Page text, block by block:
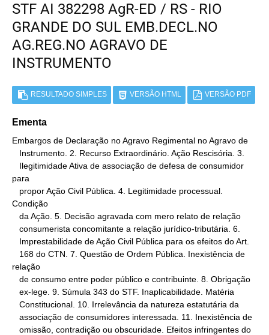
STF AI 382298 AgR-ED / RS - RIO
GRANDE DO SUL EMB.DECL.NO
AG.REG.NO AGRAVO DE
INSTRUMENTO
RESULTADO SIMPLES VERSÃO HTML VERSÃO PDF
Ementa
Embargos de Declaração no Agravo Regimental no Agravo de
para
Condição
relação